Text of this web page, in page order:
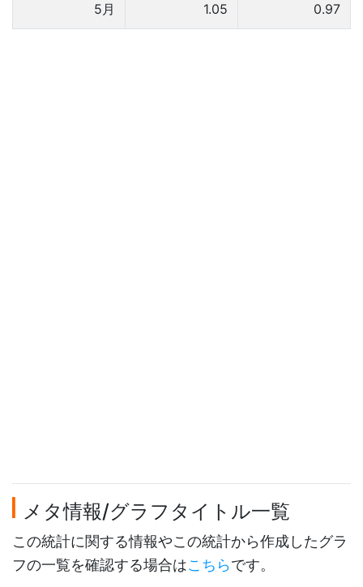
5月 1.05 0.97
メタ情報/グラフタイトル一覧
この統計に関する情報やこの統計から作成したグラ
フの一覧を確認する場合はこちらです。